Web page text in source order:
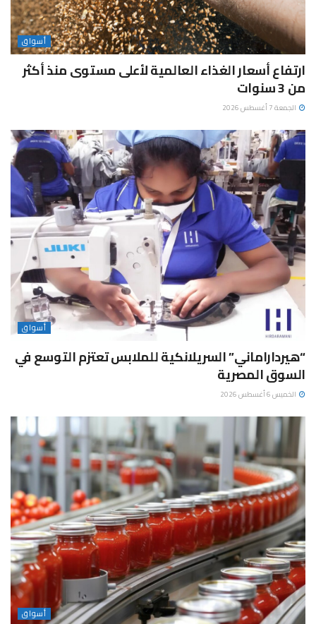
أسواق
ارتفاع أسعار الغذاء العالمية لأعلى مستوى منذ أكثر
من 3 سنوات
الجمعة 7 أغسطس 2026
أسواق
“هيرداراماني” السريلانكية للملابس تعتزم التوسع في
السوق المصرية
الخميس 6 أغسطس 2026
أسواق